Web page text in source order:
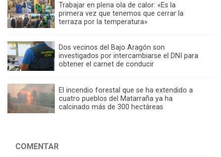
Trabajar en plena ola de calor: «Es la
primera vez que tenemos que cerrar la
terraza por la temperatura»
Dos vecinos del Bajo Aragón son
investigados por intercambiarse el DNI para
obtener el carnet de conducir
El incendio forestal que se ha extendido a
cuatro pueblos del Matarraña ya ha
calcinado más de 300 hectáreas
COMENTAR